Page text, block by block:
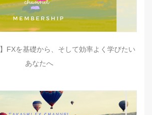
FXを基礎から、そして効率よく学びたい
あなたへ